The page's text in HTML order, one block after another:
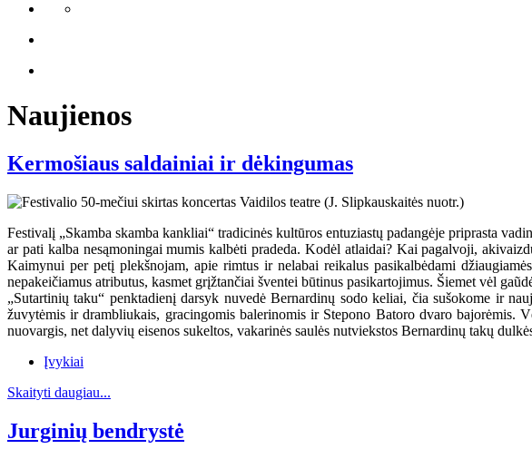
Naujienos
Kermošiaus saldainiai ir dėkingumas
Festivalį „Skamba skamba kankliai“ tradicinės kultūros entuziastų padangėje priprasta
ar pati kalba nesąmoningai mumis kalbėti pradeda. Kodėl atlaidai? Kai pagalvoji,
Kaimynui per petį plekšnojam, apie rimtus ir nelabai reikalus pasikalbėdami
nepakeičiamus atributus, kasmet grįžtančiai šventei būtinus pasikartojimus. Šiemet vėl
„Sutartinių taku“ penktadienį darsyk nuvedė Bernardinų sodo keliai, čia sušokome ir
žuvytėmis ir drambliukais, gracingomis balerinomis ir Stepono Batoro dvaro bajorėmis.
nuovargis, net dalyvių eisenos sukeltos, vakarinės saulės nutviekstos Bernardinų takų
Įvykiai
Skaityti daugiau...
Jurginių bendrystė